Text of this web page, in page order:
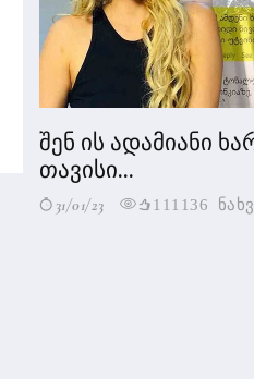
შენ ის ადამიანი
თავისი...
31/01/23 111136